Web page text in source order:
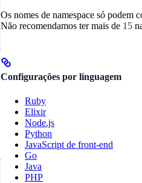
Os nomes de namespace só podem
Não recomendamos ter mais de 15
Configurações por linguagem
Ruby
Elixir
Node.js
Python
JavaScript de front-end
Go
Java
PHP